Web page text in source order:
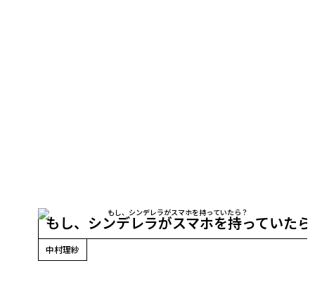
もし、シンデレラがスマホを持っていたら？
中村理紗